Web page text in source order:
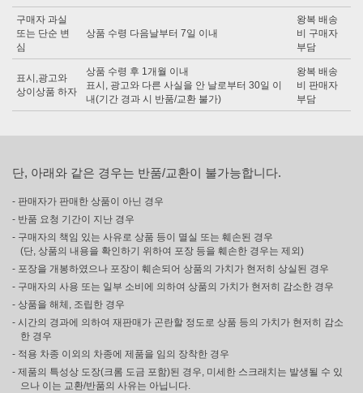
구매자 과실
또는 단순 변
심
상품 수령 다음날부터 7일 이내
왕복 배송
비 구매자
부담
표시,광고와
상이상품 하자
상품 수령 후 1개월 이내
표시, 광고와 다른 사실을 안 날로부터 30일 이
내(기간 경과 시 반품/교환 불가)
왕복 배송
비 판매자
부담
단, 아래와 같은 경우는 반품/교환이 불가능합니다.
- 판매자가 판매한 상품이 아닌 경우
- 반품 요청 기간이 지난 경우
- 구매자의 책임 있는 사유로 상품 등이 멸실 또는 훼손된 경우
(단, 상품의 내용을 확인하기 위하여 포장 등을 훼손한 경우는 제외)
- 포장을 개봉하였으나 포장이 훼손되어 상품의 가치가 현저히 상실된 경우
- 구매자의 사용 또는 일부 소비에 의하여 상품의 가치가 현저히 감소한 경우
- 상품을 해체, 조립한 경우
- 시간의 경과에 의하여 재판매가 곤란할 정도로 상품 등의 가치가 현저히 감소
한 경우
- 적용 차종 이외의 차종에 제품을 임의 장착한 경우
- 제품의 특성상 도장(크롬 도금 포함)된 경우, 미세한 스크래치는 발생될 수 있
으나 이는 교환/반품의 사유는 아닙니다.